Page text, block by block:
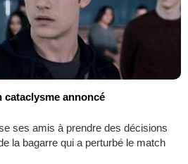
cataclysme annoncé
ses amis à prendre des décisions
la bagarre qui a perturbé le match